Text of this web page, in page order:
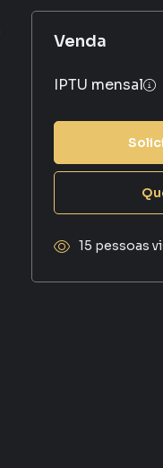
Venda
IPTU mensal
15 pessoas